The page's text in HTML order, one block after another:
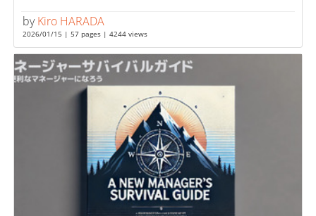
byKiro HARADA
2026/01/15 | 57 pages | 4244 views